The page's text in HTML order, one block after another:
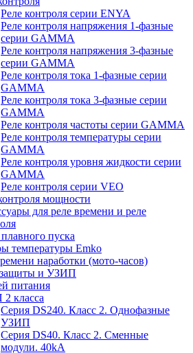
Реле контроля серии ENYA
Реле контроля напряжения 1-фазные
серии GAMMA
Реле контроля напряжения 3-фазные
серии GAMMA
Реле контроля тока 1-фазные серии
GAMMA
Реле контроля тока 3-фазные серии
GAMMA
Реле контроля частоты серии GAMMA
Реле контроля температуры серии
GAMMA
Реле контроля уровня жидкости серии
GAMMA
Реле контроля серии VEO
мощности
для реле времени и реле
пуска
температуры Emko
наработки (мото-часов)
и УЗИП
питания
класса
Серия DS240. Класс 2. Однофазные
УЗИП
Серия DS40. Класс 2. Сменные
модули. 40kA